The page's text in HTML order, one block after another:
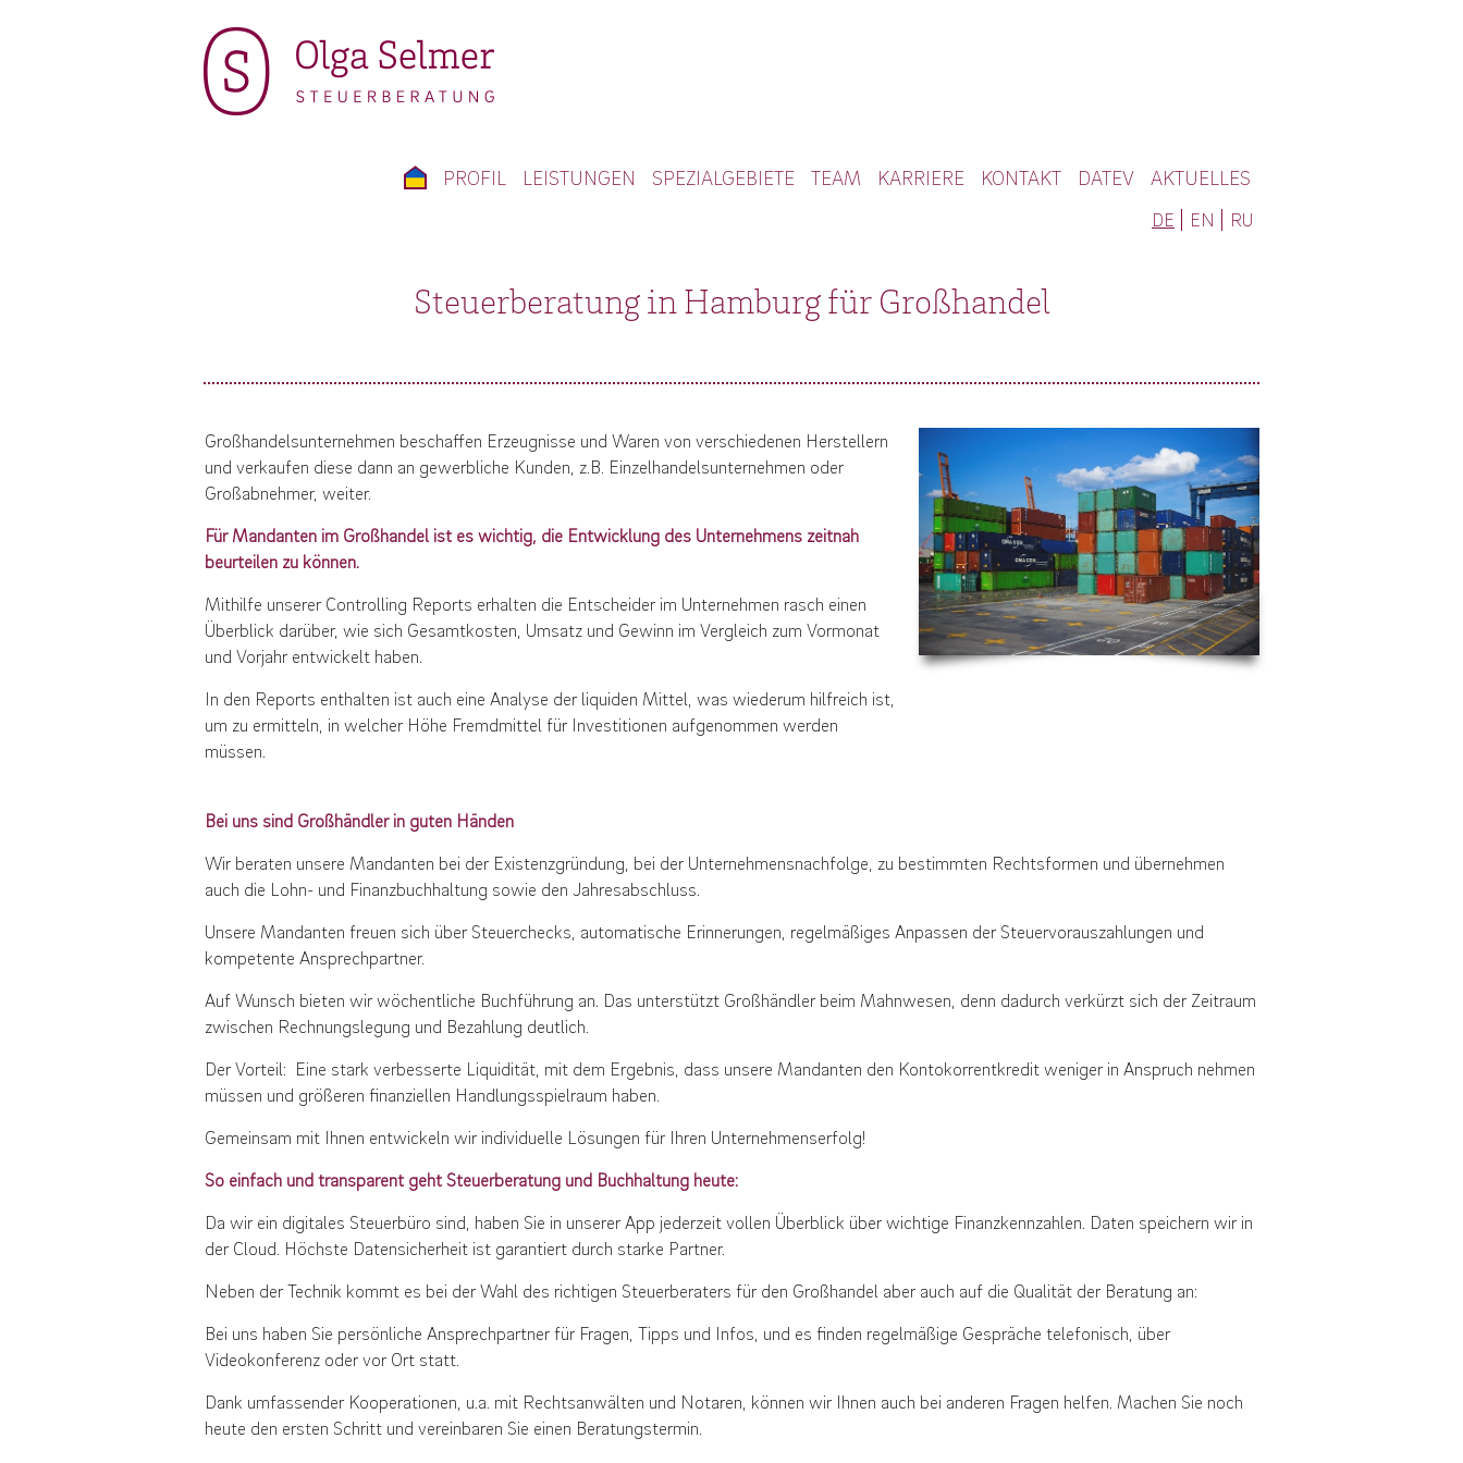
DE EN RU
PROFIL LEISTUNGEN SPEZIALGEBIETE TEAM KARRIERE KONTAKT DATEV AKTUELLES
Steuerberatung in Hamburg für Großhandel
Großhandelsunternehmen beschaffen Erzeugnisse und Waren von verschiedenen Herstellern
und verkaufen diese dann an gewerbliche Kunden, z.B. Einzelhandelsunternehmen oder
Großabnehmer, weiter.
Für Mandanten im Großhandel ist es wichtig, die Entwicklung des Unternehmens zeitnah
beurteilen zu können.
Mithilfe unserer Controlling Reports erhalten die Entscheider im Unternehmen rasch einen
Überblick darüber, wie sich Gesamtkosten, Umsatz und Gewinn im Vergleich zum Vormonat
und Vorjahr entwickelt haben.
In den Reports enthalten ist auch eine Analyse der liquiden Mittel, was wiederum hilfreich ist,
um zu ermitteln, in welcher Höhe Fremdmittel für Investitionen aufgenommen werden
müssen.
Bei uns sind Großhändler in guten Händen
Wir beraten unsere Mandanten bei der Existenzgründung, bei der Unternehmensnachfolge, zu bestimmten Rechtsformen und übernehmen
auch die Lohn- und Finanzbuchhaltung sowie den Jahresabschluss.
Unsere Mandanten freuen sich über Steuerchecks, automatische Erinnerungen, regelmäßiges Anpassen der Steuervorauszahlungen und
kompetente Ansprechpartner.
Auf Wunsch bieten wir wöchentliche Buchführung an. Das unterstützt Großhändler beim Mahnwesen, denn dadurch verkürzt sich der Zeitraum
zwischen Rechnungslegung und Bezahlung deutlich.
Der Vorteil: Eine stark verbesserte Liquidität, mit dem Ergebnis, dass unsere Mandanten den Kontokorrentkredit weniger in Anspruch nehmen
müssen und größeren finanziellen Handlungsspielraum haben.
Gemeinsam mit Ihnen entwickeln wir individuelle Lösungen für Ihren Unternehmenserfolg!
So einfach und transparent geht Steuerberatung und Buchhaltung heute:
Da wir ein digitales Steuerbüro sind, haben Sie in unserer App jederzeit vollen Überblick über wichtige Finanzkennzahlen. Daten speichern wir in
der Cloud. Höchste Datensicherheit ist garantiert durch starke Partner.
Neben der Technik kommt es bei der Wahl des richtigen Steuerberaters für den Großhandel aber auch auf die Qualität der Beratung an:
Bei uns haben Sie persönliche Ansprechpartner für Fragen, Tipps und Infos, und es finden regelmäßige Gespräche telefonisch, über
Videokonferenz oder vor Ort statt.
Dank umfassender Kooperationen, u.a. mit Rechtsanwälten und Notaren, können wir Ihnen auch bei anderen Fragen helfen. Machen Sie noch
heute den ersten Schritt und vereinbaren Sie einen Beratungstermin.